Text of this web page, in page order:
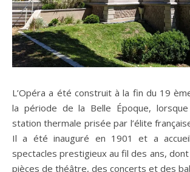
L’Opéra a été construit à la fin du 19
la période de la Belle Époque,
station thermale prisée par l’élite
Il a été inauguré en 1901 et a
spectacles prestigieux au fil des ans,
pièces de théâtre, des concerts et des